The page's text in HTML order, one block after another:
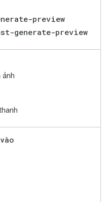
preview
generate-preview
ảnh